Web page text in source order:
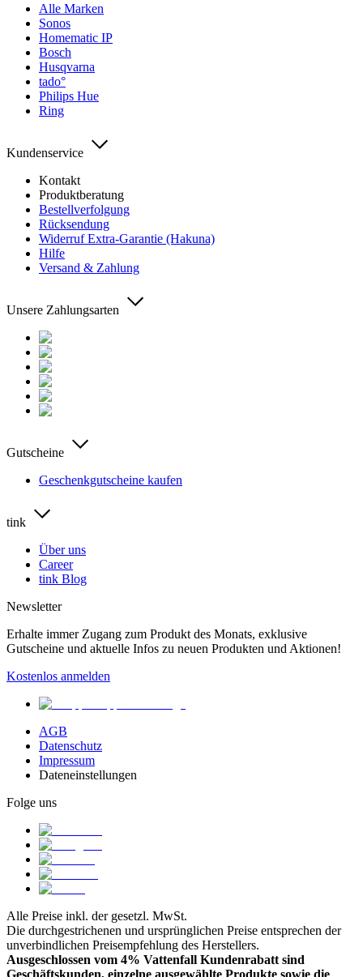
Alle Marken
Sonos
Homematic IP
Bosch
Husqvarna
tado°
Philips Hue
Ring
Kundenservice
Kontakt
Produktberatung
Bestellverfolgung
Rücksendung
Widerruf Extra-Garantie (Hakuna)
Hilfe
Versand & Zahlung
Unsere Zahlungsarten
Gutscheine
Geschenkgutscheine kaufen
tink
Über uns
Career
tink Blog
Newsletter
Erhalte immer Zugang zum Produkt des Monats, exklusive
Gutscheine und aktuelle Infos zu neuen Produkten und Aktionen!
Kostenlos anmelden
AGB
Datenschutz
Impressum
Dateneinstellungen
Folge uns
Alle Preise inkl. der gesetzl. MwSt.
Die durchgestrichenen und ursprünglichen Preise entsprechen der
unverbindlichen Preisempfehlung des Herstellers.
Ausgeschlossen vom 4% Vattenfall Kundenrabatt sind
Geschäftskunden, einzelne ausgewählte Produkte sowie die